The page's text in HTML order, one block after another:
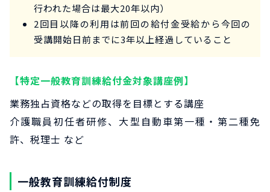
行われた場合は最大20年以内）
2回目以降の利用は前回の給付金受給から今回の
受講開始日前までに3年以上経過していること
【特定一般教育訓練給付金対象講座例】
業務独占資格などの取得を目標とする講座
介護職員初任者研修、大型自動車第一種・第二種免
許、税理士 など
一般教育訓練給付制度